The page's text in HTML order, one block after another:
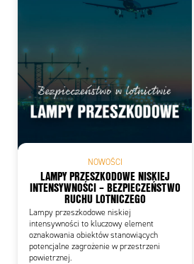
NOWOŚCI
LAMPY PRZESZKODOWE NISKIEJ
INTENSYWNOŚCI – BEZPIECZEŃSTWO
RUCHU LOTNICZEGO
Lampy przeszkodowe niskiej
intensywności to kluczowy element
oznakowania obiektów stanowiących
potencjalne zagrożenie w przestrzeni
powietrznej.